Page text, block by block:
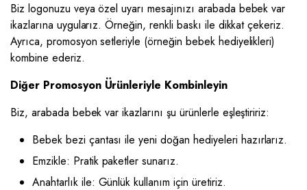
Biz logonuzu veya özel uyarı mesajınızı arabada bebek var
ikazlarına uygularız. Örneğin, renkli baskı ile dikkat çekeriz.
Ayrıca, promosyon setleriyle (örneğin bebek hediyelikleri)
kombine ederiz.
Diğer Promosyon Ürünleriyle Kombinleyin
Biz, arabada bebek var ikazlarını şu ürünlerle eşleştiririz:
Bebek bezi çantası ile yeni doğan hediyeleri hazırlarız.
Emzikle: Pratik paketler sunarız.
Anahtarlık ile: Günlük kullanım için üretiriz.